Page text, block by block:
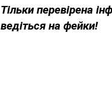
Тільки перевірена
ведіться на фейки!